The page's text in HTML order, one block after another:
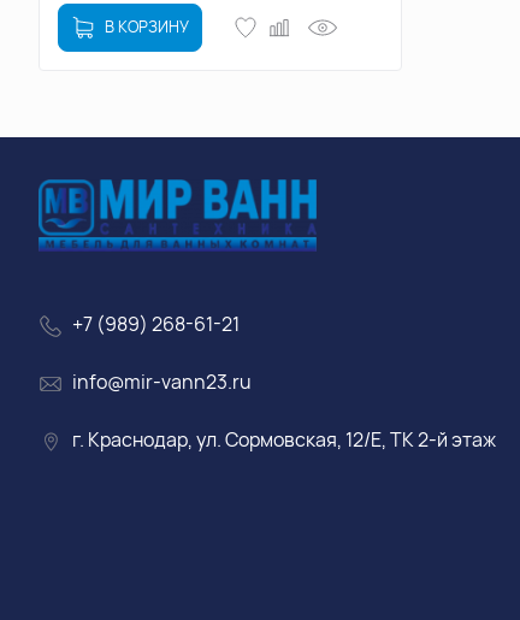
В КОРЗИНУ
+7 (989) 268-61-21
info@mir-vann23.ru
г. Краснодар, ул. Сормовская, 12/Е, ТК 2-й этаж